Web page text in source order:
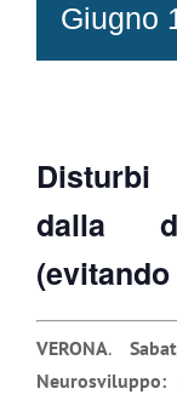
Giugno
dalla
VERONA.